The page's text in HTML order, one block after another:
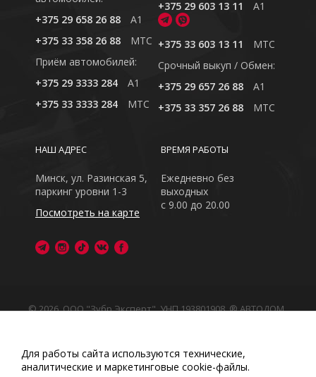
+375 29 658 26 88
A1
+375 33 358 26 88
MTC
Приём автомобилей:
+375 29 3333 284
A1
+375 33 3333 284
MTC
+375 29 603 13 11
A1
+375 33 603 13 11
MTC
Cрочный выкуп / Обмен:
+375 29 657 26 88
A1
+375 33 357 26 88
MTC
ВРЕМЯ РАБОТЫ
Ежедневно без
выходных
с 9.00 до 20.00
НАШ АДРЕС
Минск, ул. Разинская 5,
паркинг уровни 1-3
Посмотреть на карте
© 2026, ООО "Зубр Эксперт", УНП 193801908. ® АВТОДОМ
Обращаем Ваше внимание на то, что данный интернет-
сайт носит исключительно информационный характер
Любое использование либо копирование материалов
Для работы сайта используются технические,
аналитические и маркетинговые сооkіе-файлы.